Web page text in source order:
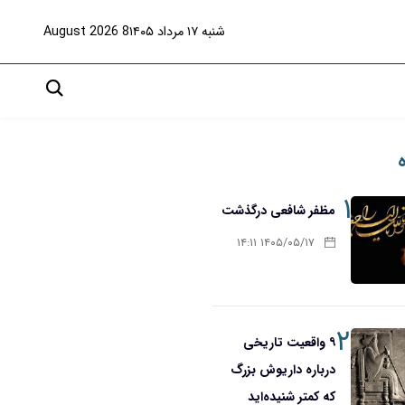
شنبه ۱۷ مرداد ۱۴۰۵ 8 August 2026
۱ مظفر شافعی درگذشت
۱۴۰۵/۰۵/۱۷ ۱۴:۱۱
۲ ۹ واقعیت تاریخی
درباره داریوش بزرگ
که کمتر شنیده‌اید